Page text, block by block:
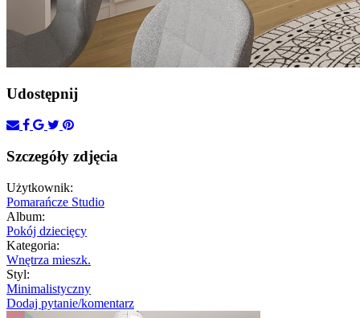
Udostępnij
Szczegóły zdjęcia
Użytkownik:
Pomarańcze Studio
Album:
Pokój dziecięcy
Kategoria:
Wnętrza mieszk.
Styl:
Minimalistyczny
Dodaj pytanie/komentarz